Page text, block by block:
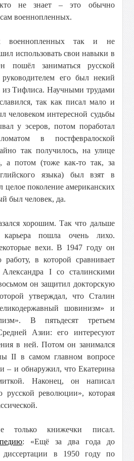
кто не знает – это обычно
военнопленных.
военнопленных так и не
использовать свои навыки в
пошёл заниматься русской
его был некий
из Тифлиса. Научными трудами
так как писал мало и
человеком интересной судьбы
у эсеров, потом поработал
в постфевралоской
так получилось, на улице
а потом (тоже как-то так, за
языка) был взят в
целое поколение американских
был человек, да.
хорошим. Так что дальше
карьера пошла очень лихо.
вехи. В 1947 году он
в которой сравнивает
I со сталинскими
он защитил докторскую
утверждал, что Сталин
шовинизм» и
В пятьдесят третьем
Азии: его интересуют
в ней. Потом он занимался
II в самом главном вопросе
– и обнаружил, что Екатерина
Наконец, он написал
революции», которая
только книжечки писал.
: «Ещё за два года до
диссертации в 1950 году по